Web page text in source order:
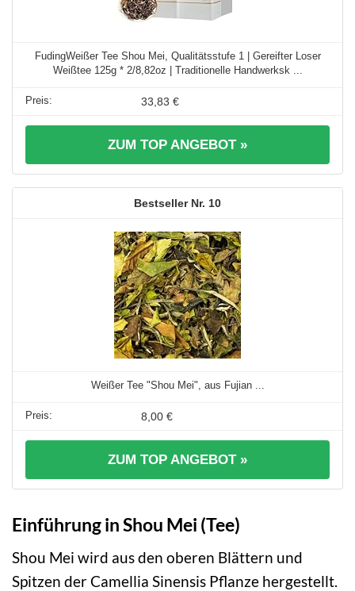
FudingWeißer Tee Shou Mei, Qualitätsstufe 1 | Gereifter Loser
Weißtee 125g * 2/8,82oz | Traditionelle Handwerksk ...
33,83 €
ZUM TOP ANGEBOT »
10
Weißer Tee "Shou Mei", aus Fujian ...
8,00 €
ZUM TOP ANGEBOT »
Einführung in Shou Mei (Tee)
Shou Mei wird aus den oberen Blättern und
Spitzen der Camellia Sinensis Pflanze hergestellt.